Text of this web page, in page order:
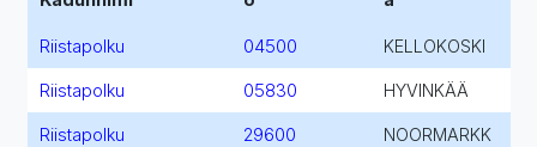
Riistapolku 04500 KELLOKOSKI
Riistapolku 05830 HYVINKÄÄ
Riistapolku 29600
NOORMARKK